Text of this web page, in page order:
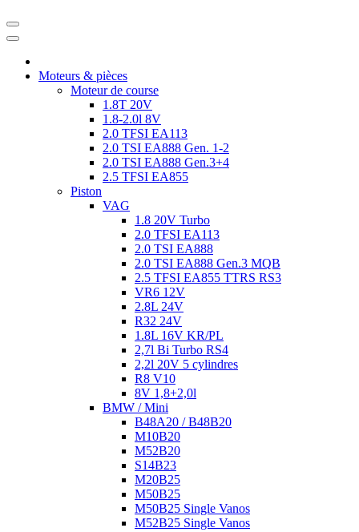
Moteurs & pièces
Moteur de course
1.8T 20V
1.8-2.0l 8V
2.0 TFSI EA113
2.0 TSI EA888 Gen. 1-2
2.0 TSI EA888 Gen.3+4
2.5 TFSI EA855
Piston
VAG
1.8 20V Turbo
2.0 TFSI EA113
2.0 TSI EA888
2.0 TSI EA888 Gen.3 MQB
2.5 TFSI EA855 TTRS RS3
VR6 12V
2.8L 24V
R32 24V
1.8L 16V KR/PL
2,7l Bi Turbo RS4
2,2l 20V 5 cylindres
R8 V10
8V 1,8+2,0l
BMW / Mini
B48A20 / B48B20
M10B20
M52B20
S14B23
M20B25
M50B25
M50B25 Single Vanos
M52B25 Single Vanos